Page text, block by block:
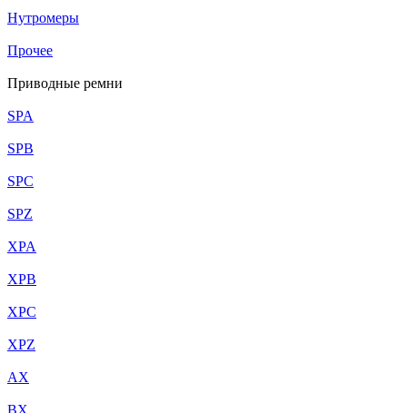
Нутромеры
Прочее
Приводные ремни
SPA
SPB
SPC
SPZ
XPA
XPB
XPC
XPZ
AX
BX